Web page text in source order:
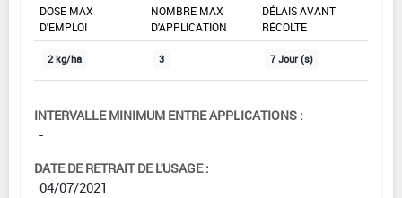
DOSE MAX
D'EMPLOI
NOMBRE MAX
D'APPLICATION
DÉLAIS AVANT
RÉCOLTE
2 kg/ha 3 7 Jour (s)
INTERVALLE MINIMUM ENTRE APPLICATIONS :
-
DATE DE RETRAIT DE L'USAGE :
04/07/2021